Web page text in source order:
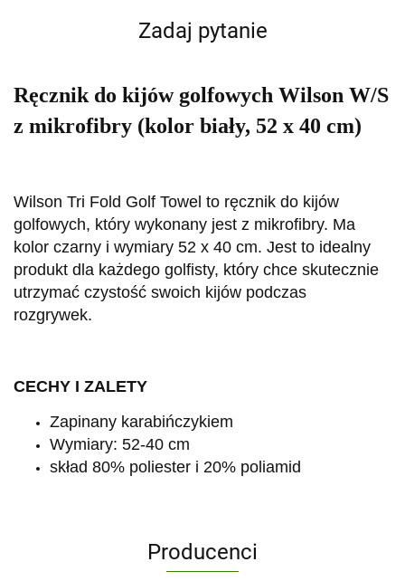
Zadaj pytanie
Ręcznik do kijów golfowych Wilson W/S
z mikrofibry (kolor biały, 52 x 40 cm)
Wilson Tri Fold Golf Towel to ręcznik do kijów
golfowych, który wykonany jest z mikrofibry. Ma
kolor czarny i wymiary 52 x 40 cm. Jest to idealny
produkt dla każdego golfisty, który chce skutecznie
utrzymać czystość swoich kijów podczas
rozgrywek.
CECHY I ZALETY
Zapinany karabińczykiem
Wymiary: 52-40 cm
skład 80% poliester i 20% poliamid
Producenci